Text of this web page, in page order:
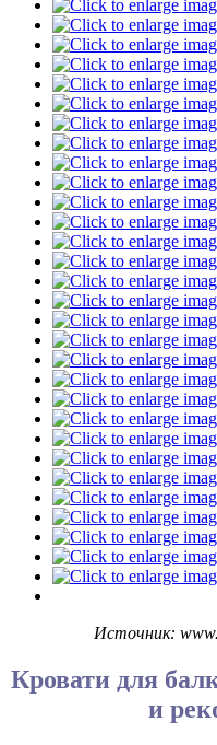
Источник:
Кровати для
и